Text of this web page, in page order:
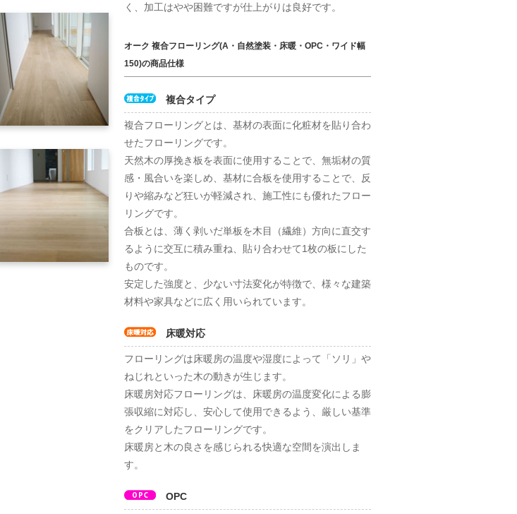
く、加工はやや困難ですが仕上がりは良好です。
オーク 複合フローリング(A・自然塗装・床暖・OPC・ワイド幅
150)の商品仕様
複合タイプ
複合フローリングとは、基材の表面に化粧材を貼り合わ
せたフローリングです。
天然木の厚挽き板を表面に使用することで、無垢材の質
感・風合いを楽しめ、基材に合板を使用することで、反
りや縮みなど狂いが軽減され、施工性にも優れたフロー
リングです。
合板とは、薄く剥いだ単板を木目（繊維）方向に直交す
るように交互に積み重ね、貼り合わせて1枚の板にした
ものです。
安定した強度と、少ない寸法変化が特徴で、様々な建築
材料や家具などに広く用いられています。
床暖対応
フローリングは床暖房の温度や湿度によって「ソリ」や
ねじれといった木の動きが生じます。
床暖房対応フローリングは、床暖房の温度変化による膨
張収縮に対応し、安心して使用できるよう、厳しい基準
をクリアしたフローリングです。
床暖房と木の良さを感じられる快適な空間を演出しま
す。
OPC